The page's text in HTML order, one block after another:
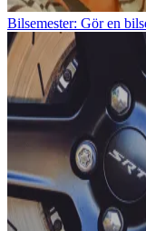
Bilsemester: Gör en